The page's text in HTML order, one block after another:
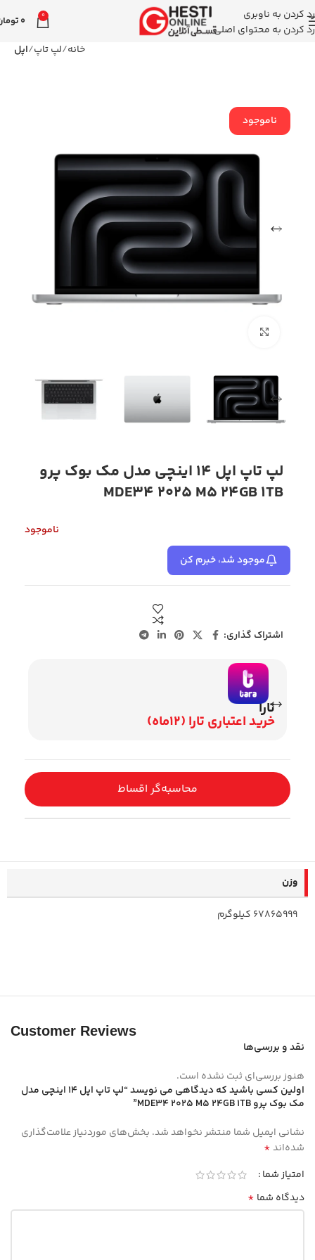
رد کردن به ناوبری
رد کردن به محتوای اصلی
0
0
خانه لپ تاپ اپل
ناموجود
لپ تاپ اپل 14 اینچی مدل مک بوک پرو
MDE34 2025 M5 24GB 1TB
ناموجود
موجود شد، خبرم کن
اشتراک گذاری:
تارا
خرید اعتباری تارا (12ماه)
محاسبه‌گر اقساط
وزن
67865999 کیلوگرم
Customer Reviews
نقد و بررسی‌ها
هنوز بررسی‌ای ثبت نشده است.
اولین کسی باشید که دیدگاهی می نویسد “لپ تاپ اپل 14 اینچی مدل
مک بوک پرو MDE34 2025 M5 24GB 1TB”
نشانی ایمیل شما منتشر نخواهد شد. بخش‌های موردنیاز علامت‌گذاری
شده‌اند*
امتیاز شما
دیدگاه شما *